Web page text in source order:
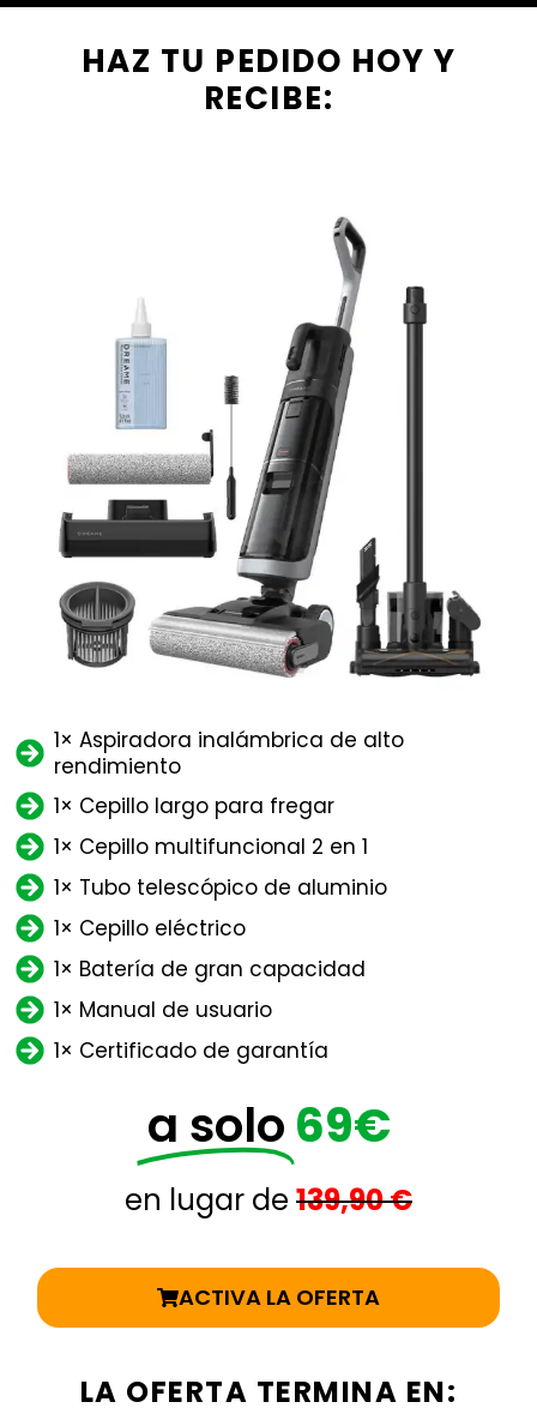
HAZ TU PEDIDO HOY Y
RECIBE:
1× Aspiradora inalámbrica de alto
rendimiento
1× Cepillo largo para fregar
1× Cepillo multifuncional 2 en 1
1× Tubo telescópico de aluminio
1× Cepillo eléctrico
1× Batería de gran capacidad
1× Manual de usuario
1× Certificado de garantía
a solo 69€
en lugar de 139,90 €
ACTIVA LA OFERTA
LA OFERTA TERMINA EN: